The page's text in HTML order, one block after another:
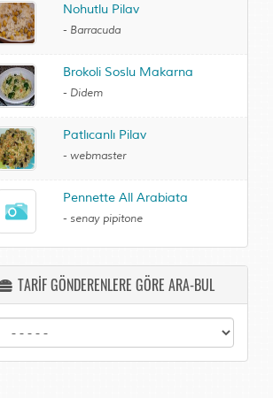
Nohutlu Pilav
- Barracuda
Brokoli Soslu Makarna
- Didem
Patlıcanlı Pilav
- webmaster
Pennette All Arabiata
- senay pipitone
TARİF GÖNDERENLERE GÖRE ARA-BUL